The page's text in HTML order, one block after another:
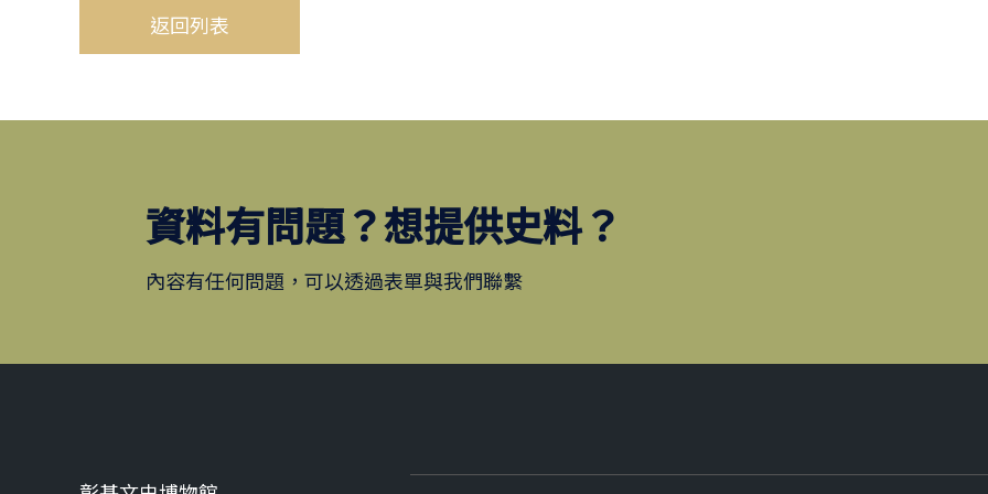
返回列表
資料有問題？想提供史料？
內容有任何問題，可以透過表單與我們聯繫